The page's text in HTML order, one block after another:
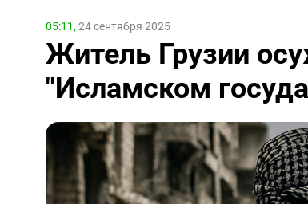
05:11, 24 сентября 2025
Житель Грузии
"Исламском